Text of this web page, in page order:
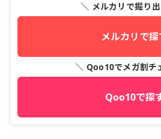
＼ メルカリで掘り
メルカリで探
＼ Qoo10でメガ割チ
Qoo10で探